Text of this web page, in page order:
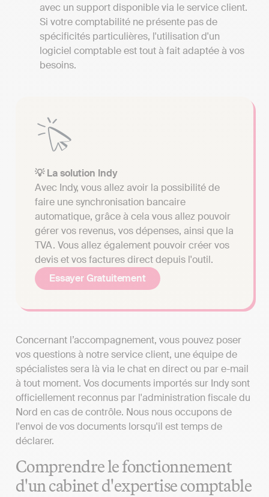
avec un support disponible via le service client.
Si votre comptabilité ne présente pas de
spécificités particulières, l'utilisation d'un
logiciel comptable est tout à fait adaptée à vos
besoins.
💡 La solution Indy
Avec Indy, vous allez avoir la possibilité de
faire une synchronisation bancaire
automatique, grâce à cela vous allez pouvoir
gérer vos revenus, vos dépenses, ainsi que la
TVA. Vous allez également pouvoir créer vos
devis et vos factures direct depuis l'outil.
Essayer Gratuitement
Concernant l’accompagnement, vous pouvez poser
vos questions à notre service client, une équipe de
spécialistes sera là via le chat en direct ou par e-mail
à tout moment. Vos documents importés sur Indy sont
officiellement reconnus par l'administration fiscale du
Nord en cas de contrôle. Nous nous occupons de
l'envoi de vos documents lorsqu'il est temps de
déclarer.
Comprendre le fonctionnement
d'un cabinet d'expertise comptable